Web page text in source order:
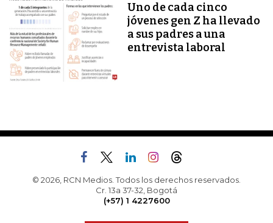
Uno de cada cinco
jóvenes gen Z ha llevado
a sus padres a una
entrevista laboral
© 2026, RCN Medios. Todos los derechos reservados.
Cr. 13a 37-32, Bogotá
(+57) 1 4227600